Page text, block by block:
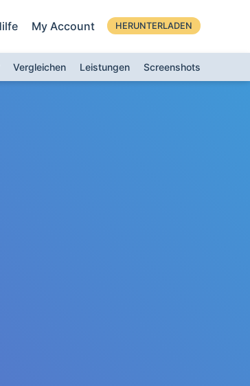
My Account HERUNTERLADEN
Vergleichen Leistungen Screenshots